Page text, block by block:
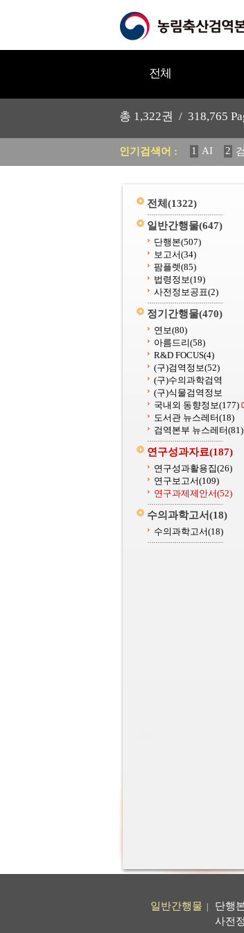
전체
총 1,322권 / 318,765
인기검색어 : 1 AI 2
11 2025
전체 (1322)
일반간행물(647)
단행본(507)
보고서(34)
팜플렛(85)
법령정보(19)
사전정보공표(2)
정기간행물(470)
연보(80)
아름드리(58)
R&D FOCUS(4)
(구)검역정보(52)
(구)수의과학검역
(구)식물검역정보
국내외 동향정보(177)
도서관 뉴스레터(18)
검역본부 뉴스레터(81)
연구성과자료(187)
연구성과활용집(26)
연구보고서(109)
연구과제제안서(52)
수의과학고서(18)
수의과학고서(18)
일반간행물 단행
사전